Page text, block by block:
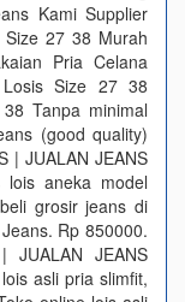
Kami Supplier
27 38 Murah
Pria Celana
Size 27 38
Tanpa minimal
(good quality)
| JUALAN JEANS
lois aneka model
grosir jeans di
Rp 850000.
JUALAN JEANS
asli pria slimfit,